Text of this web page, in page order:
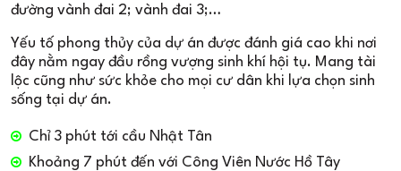
đường vành đai 2; vành đai 3;…
Yếu tố phong thủy của dự án được đánh giá cao khi nơi
đây nằm ngay đầu rồng vượng sinh khí hội tụ. Mang tài
lộc cũng như sức khỏe cho mọi cư dân khi lựa chọn sinh
sống tại dự án.
Chỉ 3 phút tới cầu Nhật Tân
Khoảng 7 phút đến với Công Viên Nước Hồ Tây